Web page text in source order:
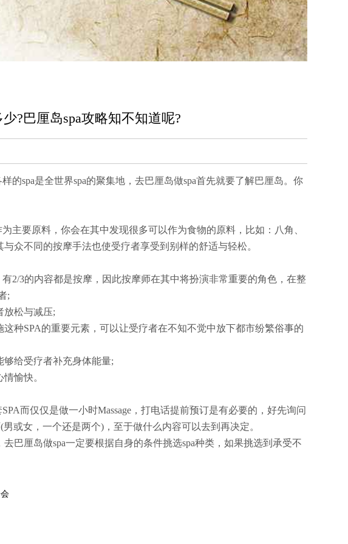
?巴厘岛spa攻略知不知道呢?
的spa是全世界spa的聚集地，去巴厘岛做spa首先就要了解巴厘岛。你
主要原料，你会在其中发现很多可以作为食物的原料，比如：八角、
众不同的按摩手法也使受疗者享受到别样的舒适与轻松。
2/3的内容都是按摩，因此按摩师在其中将扮演非常重要的角色，在整
;
放松与减压;
种SPA的重要元素，可以让受疗者在不知不觉中放下都市纷繁俗事的
给受疗者补充身体能量;
愉快。
而仅仅是做一小时Massage，打电话提前预订是有必要的，好先询问
或女，一个还是两个)，至于做什么内容可以去到再决定。
巴厘岛做spa一定要根据自身的条件挑选spa种类，如果挑选到承受不